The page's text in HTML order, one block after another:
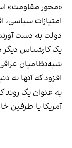
«محور مقاومت»
امتیازات سیاسی،
دولت به دست
یک کارشناس دیگر
شبه‌نظامیان
افزود که آنها به
به عنوان یک روند
آمریکا یا طرفین